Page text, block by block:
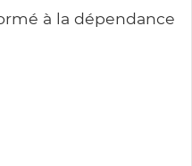
à la dépendance